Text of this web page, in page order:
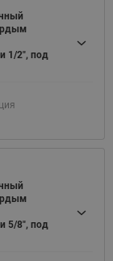
1/2", под
5/8", под